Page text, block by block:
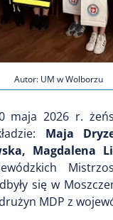
Autor: UM w Wolborzu
maja 2026 r.
Maja
Magdalena
się w
MDP z